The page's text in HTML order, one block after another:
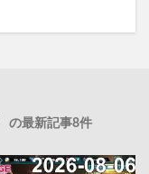
の最新記事8件